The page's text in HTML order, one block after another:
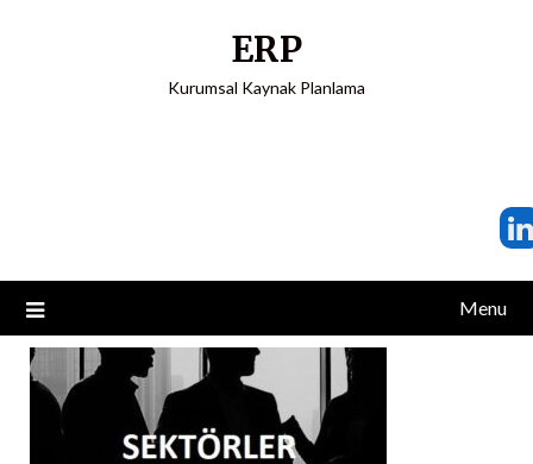
ERP
Kurumsal Kaynak Planlama
Menu